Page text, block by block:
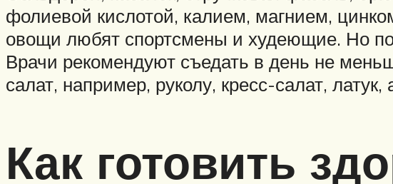
фолиевой кислотой, калием, магнием,
овощи любят спортсмены и худеющие. Но
Врачи рекомендуют съедать в день не
салат, например, руколу, кресс-салат,
Как готовить